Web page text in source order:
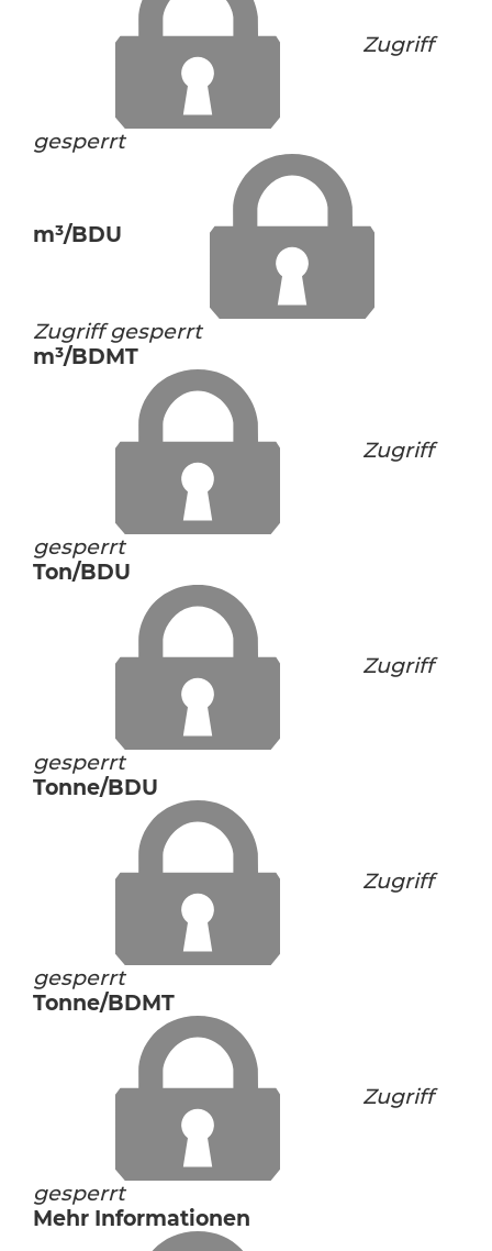
Zugriff
gesperrt
m³/BDU
Zugriff gesperrt
m³/BDMT
Zugriff
gesperrt
Ton/BDU
Zugriff
gesperrt
Tonne/BDU
Zugriff
gesperrt
Tonne/BDMT
Zugriff
gesperrt
Mehr Informationen